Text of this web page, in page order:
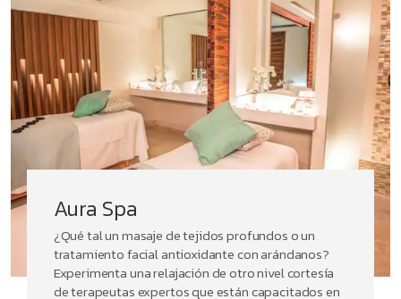
gratis y utiliza nuestro cómodo espacio para
reuniones. Para completar tu estadía libre de estrés,
te ofrecemos comodidades como traslado al
aeropuerto por un cargo adicional, un mercado dentro
de las instalaciones y servicio de lavandería. Nuestro
amable personal de recepción y el equipo experto de
conserjería disponibles 24/7 estarán felices de
ayudarte con todo lo que necesites.
Aura Spa
¿Qué tal un masaje de tejidos profundos o un
tratamiento facial antioxidante con arándanos?
Experimenta una relajación de otro nivel cortesía
de terapeutas expertos que están capacitados en